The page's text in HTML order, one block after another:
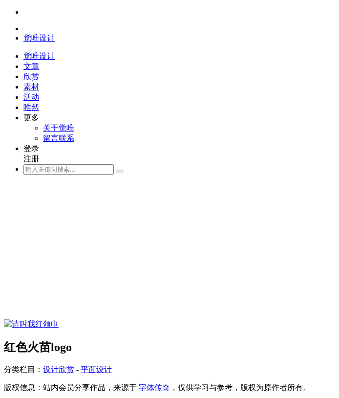
觉唯设计
觉唯设计
文章
欣赏
素材
活动
唯然
更多
关于觉唯
留言联系
登录
注册
红色火苗logo
分类栏目： 设计欣赏 - 平面设计
版权信息： 站内会员分享作品，来源于 字体传奇 ，仅供学习与参考，版权为原作者所有。